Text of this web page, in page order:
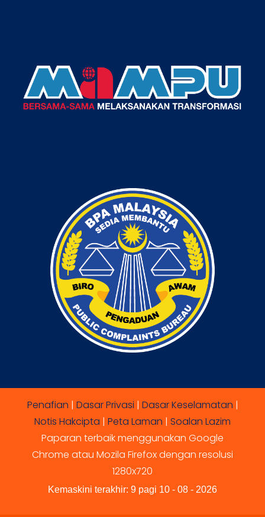
Penafian | Dasar Privasi | Dasar Keselamatan |
Notis Hakcipta | Peta Laman | Soalan Lazim
Paparan terbaik menggunakan Google
Chrome atau Mozila Firefox dengan resolusi
1280x720